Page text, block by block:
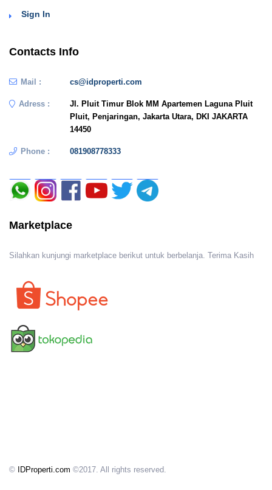
Sign In
Contacts Info
Mail : cs@idproperti.com
Adress :
Jl. Pluit Timur Blok MM Apartemen Laguna Pluit
Pluit, Penjaringan, Jakarta Utara, DKI JAKARTA
14450
Phone : 081908778333
Marketplace
Silahkan kunjungi marketplace berikut untuk berbelanja. Terima Kasih
© IDProperti.com ©2017. All rights reserved.